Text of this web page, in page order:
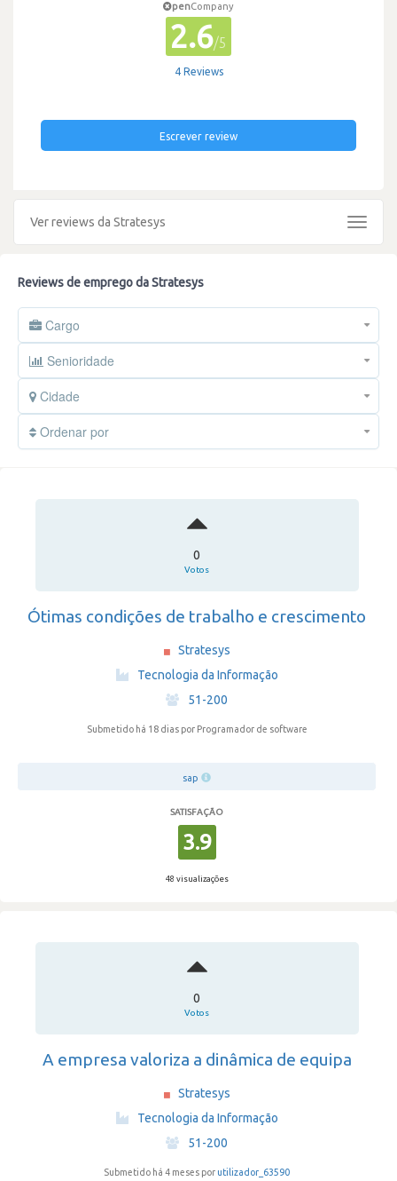
penCompany
2.6/5
4 Reviews
Escrever review
Ver reviews da Stratesys
Toggle
Reviews de emprego da Stratesys
Cargo
Senioridade
Cidade
Ordenar por
0
Votos
Ótimas condições de trabalho e crescimento
Stratesys
Tecnologia da Informação
·
51-200
Submetido há 18 dias por Programador de software
sap
SATISFAÇÃO
3.9
48 visualizações
0
Votos
A empresa valoriza a dinâmica de equipa
Stratesys
Tecnologia da Informação
·
51-200
Submetido há 4 meses por utilizador_63590